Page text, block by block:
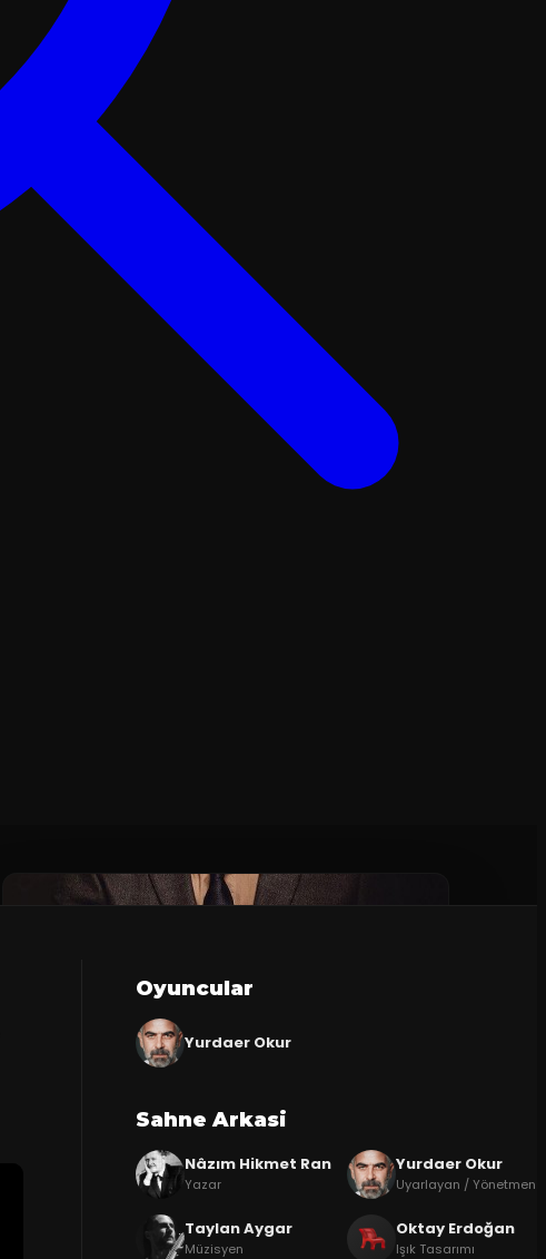
Oyuncular
Yurdaer Okur
Sahne Arkasi
Nâzım Hikmet Ran
Yazar
Yurdaer Okur
Uyarlayan / Yönetmen
Taylan Aygar
Müzisyen
Oktay Erdoğan
Işık Tasarımı